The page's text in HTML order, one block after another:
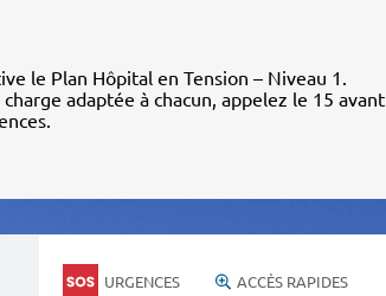
le Plan Hôpital en Tension – Niveau 1.
adaptée à chacun, appelez le 15 avant
URGENCES ACCÈS RAPIDES